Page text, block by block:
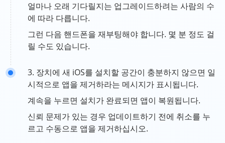
얼마나 오래 기다릴지는 업그레이드하려는 사람의 수
에 따라 다릅니다.
그런 다음 핸드폰을 재부팅해야 합니다. 몇 분 정도 걸
릴 수도 있습니다.
3. 장치에 새 iOS를 설치할 공간이 충분하지 않으면 일
시적으로 앱을 제거하라는 메시지가 표시됩니다.
계속을 누르면 설치가 완료되면 앱이 복원됩니다.
신뢰 문제가 있는 경우 업데이트하기 전에 취소를 누
르고 수동으로 앱을 제거하십시오.